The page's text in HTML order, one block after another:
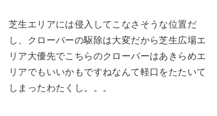
芝生エリアには侵入してこなさそうな位置だ
し、クローバーの駆除は大変だから芝生広場エ
リア大優先でこちらのクローバーはあきらめエ
リアでもいいかもですねなんて軽口をたたいて
しまったわたくし。。。